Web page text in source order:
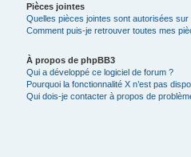
Pièces jointes
Quelles pièces jointes sont autorisées sur
Comment puis-je retrouver toutes mes
À propos de phpBB3
Qui a développé ce logiciel de forum ?
Pourquoi la fonctionnalité X n’est pas
Qui dois-je contacter à propos de